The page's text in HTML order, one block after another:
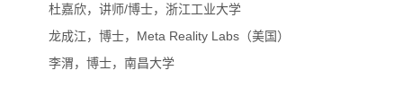
杜嘉欣，讲师/博士，浙江工业大学
龙成江，博士，Meta Reality Labs（美国）
李渭，博士，南昌大学